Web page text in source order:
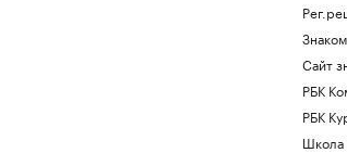
Сайт
РБК
РБК
Школа